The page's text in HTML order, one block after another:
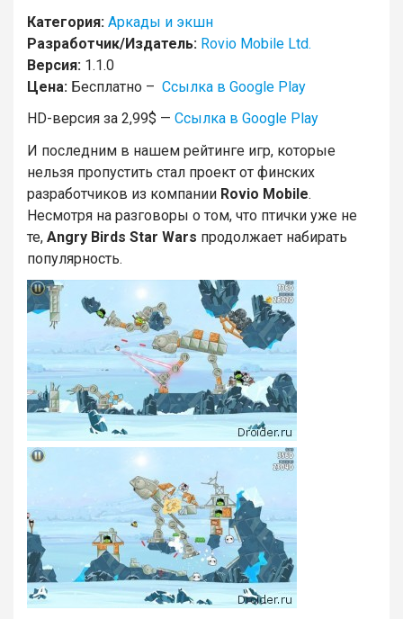
Категория: Аркады и экшн
Разработчик/Издатель: Rovio Mobile Ltd.
Версия: 1.1.0
Цена: Бесплатно – Ссылка в Google Play
HD-версия за 2,99$ — Ссылка в Google Play
И последним в нашем рейтинге игр, которые
нельзя пропустить стал проект от финских
разработчиков из компании Rovio Mobile.
Несмотря на разговоры о том, что птички уже не
те, Angry Birds Star Wars продолжает набирать
популярность.